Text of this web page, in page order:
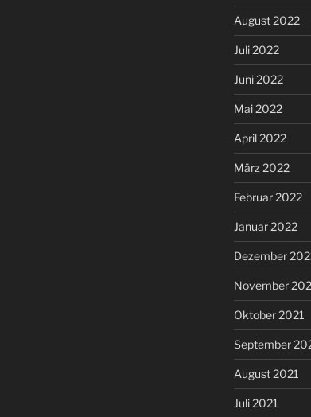
August 2022
Juli 2022
Juni 2022
Mai 2022
April 2022
März 2022
Februar 2022
Januar 2022
Dezember
November
Oktober 2021
September
August 2021
Juli 2021